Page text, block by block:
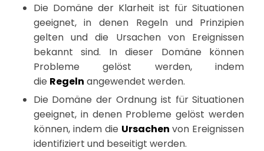
Die Domäne der Klarheit ist für Situationen
geeignet, in denen Regeln und Prinzipien
gelten und die Ursachen von Ereignissen
bekannt sind. In dieser Domäne können
Probleme gelöst werden, indem
die Regeln angewendet werden.
Die Domäne der Ordnung ist für Situationen
geeignet, in denen Probleme gelöst werden
können, indem die Ursachenvon Ereignissen
identifiziert und beseitigt werden.